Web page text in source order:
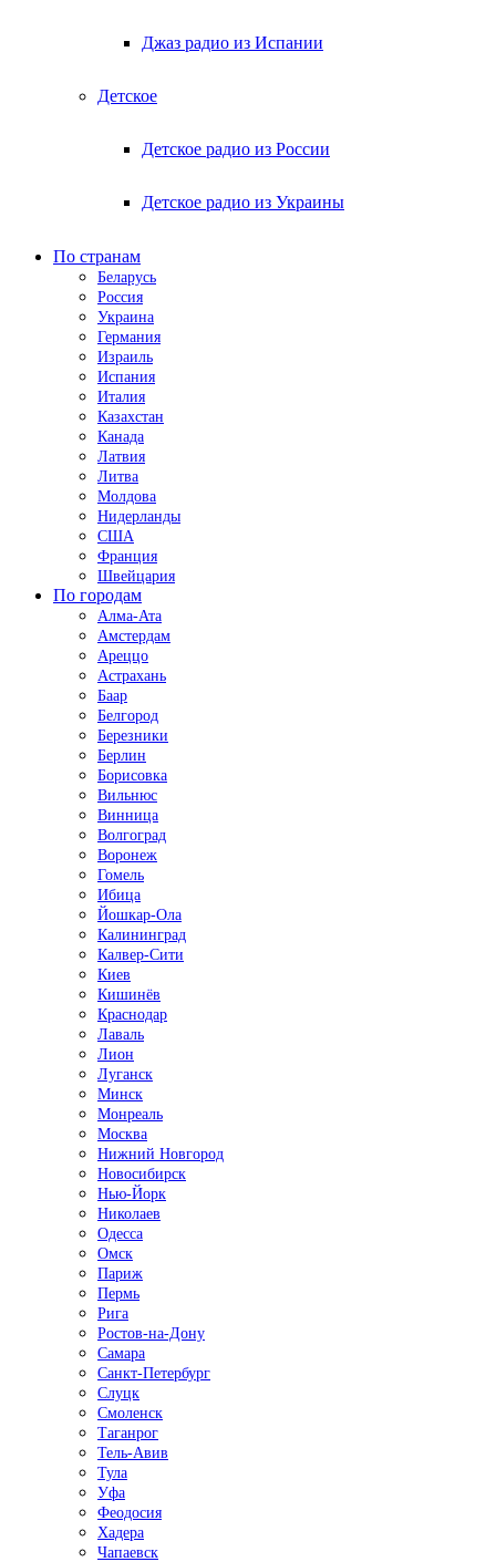
Джаз радио из Испании
Детское
Детское радио из России
Детское радио из Украины
По странам
Беларусь
Россия
Украина
Германия
Израиль
Испания
Италия
Казахстан
Канада
Латвия
Литва
Молдова
Нидерланды
США
Франция
Швейцария
По городам
Алма-Ата
Амстердам
Ареццо
Астрахань
Баар
Белгород
Березники
Берлин
Борисовка
Вильнюс
Винница
Волгоград
Воронеж
Гомель
Ибица
Йошкар-Ола
Калининград
Калвер-Сити
Киев
Кишинёв
Краснодар
Лаваль
Лион
Луганск
Минск
Монреаль
Москва
Нижний Новгород
Новосибирск
Нью-Йорк
Николаев
Одесса
Омск
Париж
Пермь
Рига
Ростов-на-Дону
Самара
Санкт-Петербург
Слуцк
Смоленск
Таганрог
Тель-Авив
Тула
Уфа
Феодосия
Хадера
Чапаевск